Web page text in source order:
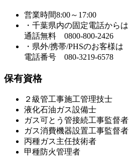
営業時間8:00～17:00
・千葉県内の固定電話からは
通話無料 0800-800-2426
・県外/携帯/PHSのお客様は
電話番号 080-3219-6578
保有資格
２級管工事施工管理技士
液化石油ガス設備士
ガス可とう管接続工事監督者
ガス消費機器設置工事監督者
丙種ガス主任技術者
甲種防火管理者